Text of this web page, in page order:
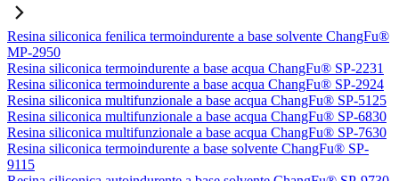
Resina siliconica fenilica termoindurente a base solvente ChangFu®
MP-2950
Resina siliconica termoindurente a base acqua ChangFu® SP-2231
Resina siliconica termoindurente a base acqua ChangFu® SP-2924
Resina siliconica multifunzionale a base acqua ChangFu® SP-5125
Resina siliconica multifunzionale a base acqua ChangFu® SP-6830
Resina siliconica multifunzionale a base acqua ChangFu® SP-7630
Resina siliconica termoindurente a base solvente ChangFu® SP-
9115